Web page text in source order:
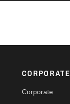
Footer
CORPORATE
Corporate